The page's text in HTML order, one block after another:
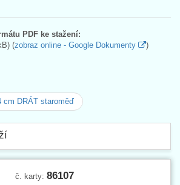
PDF ke stažení:
(zobraz online - Google Dokumenty )
DRÁT staroměď
č. karty: 86107